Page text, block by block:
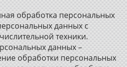
обработка персональных
данных с
техники.
данных –
обработки персональных